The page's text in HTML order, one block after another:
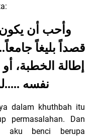
وأحب أن
قصداً بليغاً
إطالة الخطبة،
نفسه
dalam khuthbah itu
permasalahan. Dan
aku benci berupa